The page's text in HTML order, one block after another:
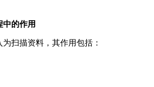
中的作用
扫描资料，其作用包括：